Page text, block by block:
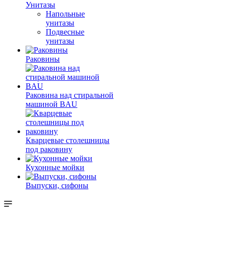
Унитазы
Напольные
унитазы
Подвесные
унитазы
Раковины
Раковина над стиральной
машиной BAU
Кварцевые столешницы
под раковину
Кухонные мойки
Выпуски, сифоны